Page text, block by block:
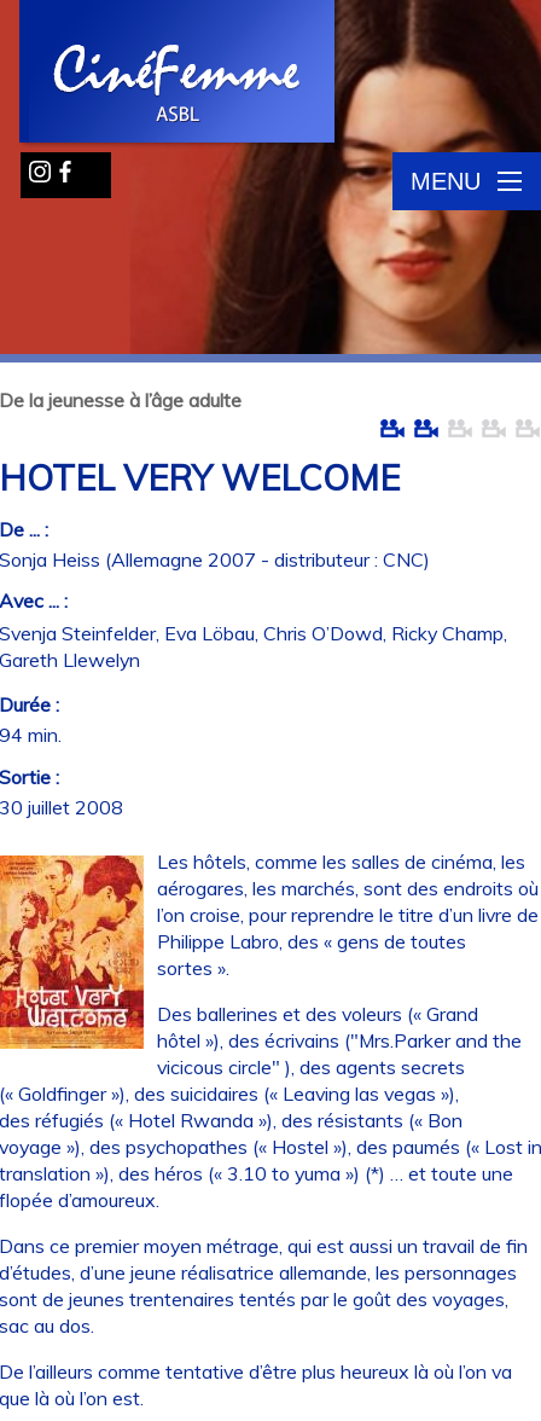
MENU
la jeunesse à l’âge adulte
VERY WELCOME
... :
Heiss (Allemagne 2007 - distributeur : CNC)
... :
Steinfelder, Eva Löbau, Chris O’Dowd, Ricky Champ,
Llewelyn
:
min.
:
juillet 2008
Les hôtels, comme les salles de cinéma, les
aérogares, les marchés, sont des endroits où
l’on croise, pour reprendre le titre d’un livre de
Philippe Labro, des « gens de toutes
sortes ».
Des ballerines et des voleurs (« Grand
hôtel »), des écrivains ("Mrs.Parker and the
vicicous circle" ), des agents secrets
Goldfinger »), des suicidaires (« Leaving las vegas »),
réfugiés (« Hotel Rwanda »), des résistants (« Bon
»), des psychopathes (« Hostel »), des paumés (« Lost in
»), des héros (« 3.10 to yuma ») (*) … et toute une
d’amoureux.
ce premier moyen métrage, qui est aussi un travail de fin
d’une jeune réalisatrice allemande, les personnages
de jeunes trentenaires tentés par le goût des voyages,
au dos.
l’ailleurs comme tentative d’être plus heureux là où l’on va
là où l’on est.